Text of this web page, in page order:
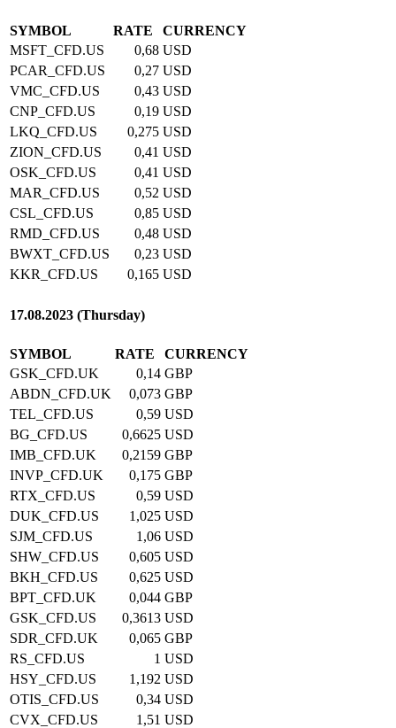
SYMBOL RATE
CURRENCY
MSFT_CFD.US
0,68 USD
PCAR_CFD.US
0,27 USD
VMC_CFD.US
0,43 USD
CNP_CFD.US
0,19 USD
LKQ_CFD.US
0,275 USD
ZION_CFD.US
0,41 USD
OSK_CFD.US
0,41 USD
MAR_CFD.US
0,52 USD
CSL_CFD.US
0,85 USD
RMD_CFD.US
0,48 USD
BWXT_CFD.US
0,23 USD
KKR_CFD.US
0,165 USD
17.08.2023 (Thursday)
SYMBOL RATE
CURRENCY
GSK_CFD.UK
0,14 GBP
ABDN_CFD.UK
0,073 GBP
TEL_CFD.US
0,59 USD
BG_CFD.US
0,6625 USD
IMB_CFD.UK
0,2159 GBP
INVP_CFD.UK
0,175 GBP
RTX_CFD.US
0,59 USD
DUK_CFD.US
1,025 USD
SJM_CFD.US
1,06 USD
SHW_CFD.US
0,605 USD
BKH_CFD.US
0,625 USD
BPT_CFD.UK
0,044 GBP
GSK_CFD.US
0,3613 USD
SDR_CFD.UK
0,065 GBP
RS_CFD.US
1 USD
HSY_CFD.US
1,192 USD
OTIS_CFD.US
0,34 USD
CVX_CFD.US
1,51 USD